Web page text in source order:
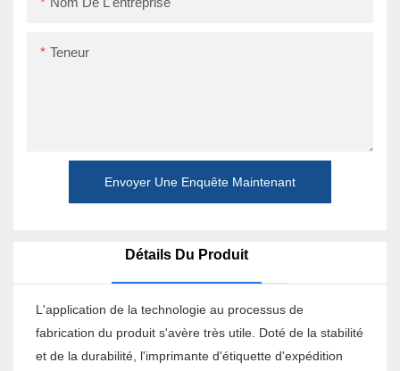
Teneur
Envoyer Une Enquête Maintenant
Détails Du Produit
L'application de la technologie au processus de
fabrication du produit s'avère très utile. Doté de la stabilité
et de la durabilité, l'imprimante d'étiquette d'expédition